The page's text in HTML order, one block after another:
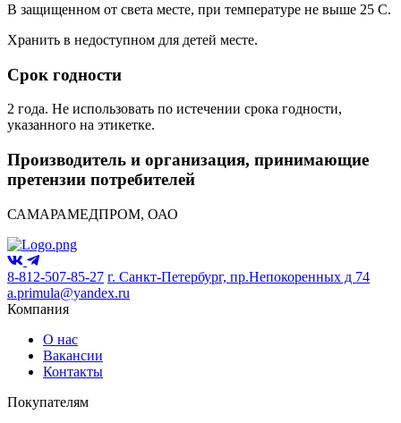
В защищенном от света месте, при температуре не выше 25 С.
Хранить в недоступном для детей месте.
Срок годности
2 года. Не использовать по истечении срока годности,
указанного на этикетке.
Производитель и организация, принимающие
претензии потребителей
САМАРАМЕДПРОМ, ОАО
8-812-507-85-27 г. Санкт-Петербург, пр.Непокоренных д 74
a.primula@yandex.ru
Компания
О нас
Вакансии
Контакты
Покупателям